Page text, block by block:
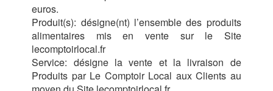
euros.
Produit(s): désigne(nt) l’ensemble des produits
alimentaires mis en vente sur le Site
lecomptoirlocal.fr
Service: désigne la vente et la livraison de
Produits par Le Comptoir Local aux Clients au